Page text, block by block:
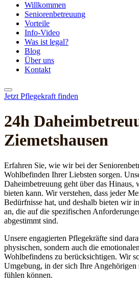
Willkommen
Seniorenbetreuung
Vorteile
Info-Video
Was ist legal?
Blog
Über uns
Kontakt
Jetzt Pflegekraft finden
24h
Ziemetshausen
Erfahren Sie, wie wir bei der
Wohlbefinden Ihrer Liebsten sorgen.
Daheimbetreuung geht über das Hinaus,
bieten kann. Wir verstehen, dass jeder
Bedürfnisse hat, und deshalb bieten wir
an, die auf die spezifischen
abgestimmt sind.
Unsere engagierten Pflegekräfte sind
physischen, sondern auch die
Wohlbefindens zu berücksichtigen. Wir
Umgebung, in der sich Ihre Angehörigen
fühlen können.